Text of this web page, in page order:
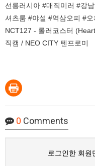
선릉러시아 #매직미러 #강
셔츠룸 #야설 #역삼오피 #
NCT127 - 롤러코스터
직캠 / NEO CITY 텐프로미
0 Comments
로그인한 회원